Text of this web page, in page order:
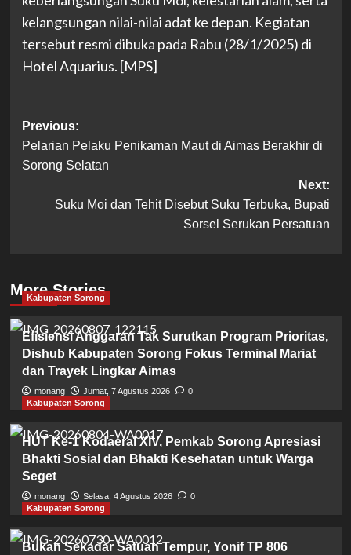
kelangsungan nilai-nilai adat ke depan. Kegiatan
tersebut resmi dibuka pada Rabu (28/1/2025) di
Hotel Aquarius. [MPS]
Post
navigation
Previous:
Pelarian Pelaku Penikaman Maut di Aimas Berakhir di
Sorong Selatan
Next:
Suku Moi dan Tehit Disebut Suku Terbuka, Bupati
Sorsel Serukan Persatuan
More Stories
Kabupaten Sorong
Efisiensi Anggaran Tak Surutkan Program Prioritas,
Dishub Kabupaten Sorong Fokus Terminal Mariat
dan Trayek Lingkar Aimas
monang Jumat, 7 Agustus 2026
0
Kabupaten Sorong
HUT Ke-1 Kodaeral XIV, Pemkab Sorong Apresiasi
Bhakti Sosial dan Bhakti Kesehatan untuk Warga
Seget
monang Selasa, 4 Agustus 2026
0
Kabupaten Sorong
Bukan Sekadar Satuan Tempur, Yonif TP 806